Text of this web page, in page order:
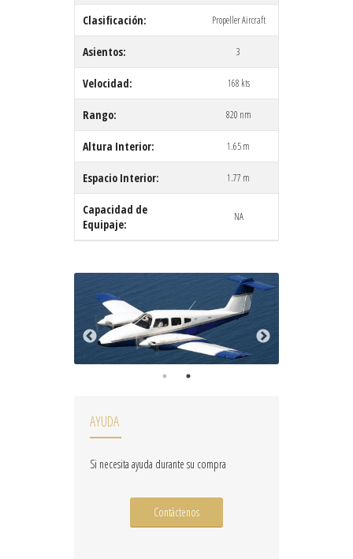
Clasificación: Propeller Aircraft
Asientos: 3
Velocidad: 168 kts
Rango: 820 nm
Altura Interior: 1.65 m
Espacio Interior: 1.77 m
Capacidad de
Equipaje:
NA
AYUDA
Si necesita ayuda durante su compra
Contáctenos